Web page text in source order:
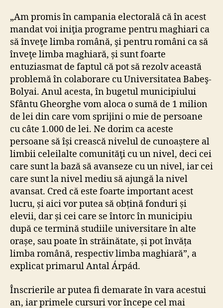
„Am promis în campania electorală că în acest
mandat voi iniţia programe pentru maghiari ca
să înveţe limba română, şi pentru români ca să
înveţe limba maghiară, și sunt foarte
entuziasmat de faptul că pot să rezolv această
problemă în colaborare cu Universitatea Babeş-
Bolyai. Anul acesta, în bugetul municipiului
Sfântu Gheorghe vom aloca o sumă de 1 milion
de lei din care vom sprijini o mie de persoane
cu câte 1.000 de lei. Ne dorim ca aceste
persoane să își crească nivelul de cunoaștere al
limbii celeilalte comunităţi cu un nivel, deci cei
care sunt la bază să avanseze cu un nivel, iar cei
care sunt la nivel mediu să ajungă la nivel
avansat. Cred că este foarte important acest
lucru, și aici vor putea să obțină fonduri și
elevii, dar și cei care se întorc în municipiu
după ce termină studiile universitare în alte
orașe, sau poate în străinătate, și pot învăța
limba română, respectiv limba maghiară”, a
explicat primarul Antal Árpád.
Înscrierile ar putea fi demarate în vara acestui
an, iar primele cursuri vor începe cel mai